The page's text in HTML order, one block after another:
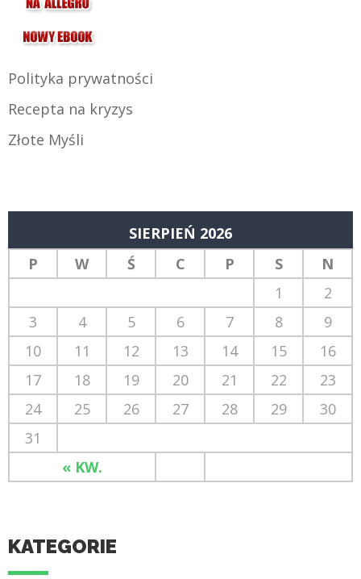
Polityka prywatności
Recepta na kryzys
Złote Myśli
SIERPIEŃ 2026
P
W Ś C P S N
« KW.
1
2
3
4 5 6 7 8
9
10
11 12 13 14 15
16
17
18 19 20 21 22
23
24
25 26 27 28 29
30
31
KATEGORIE